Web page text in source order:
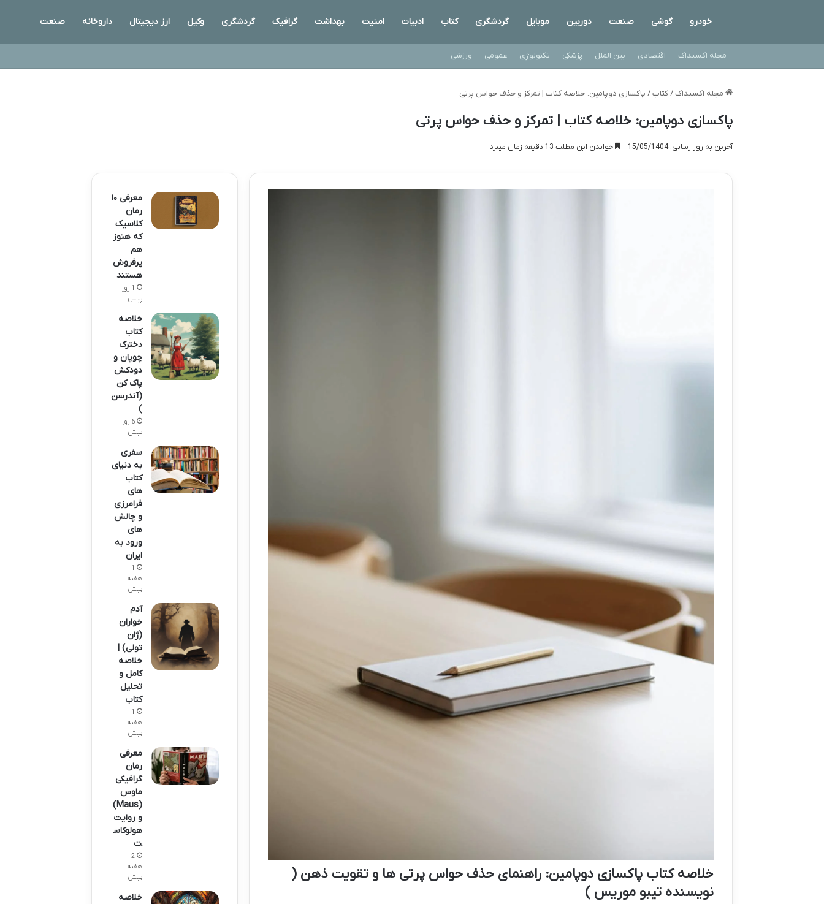
خودرو گوشی صنعت دوربین موبایل گردشگری کتاب ادبیات امنیت بهداشت گرافیک گردشگری وکیل ارز دیجیتال داروخانه صنعت
مجله اکسیداک اقتصادی بین الملل پزشکی تکنولوژی عمومی ورزشی
مجله اکسیداک / کتاب / پاکسازی دوپامین: خلاصه کتاب | تمرکز و حذف حواس پرتی
پاکسازی دوپامین: خلاصه کتاب | تمرکز و حذف حواس پرتی
آخرین به روز رسانی: 15/05/1404 خواندن این مطلب 13 دقیقه زمان میبرد
خلاصه کتاب پاکسازی دوپامین: راهنمای حذف حواس پرتی ها و تقویت ذهن (
نویسنده تیبو موریس )
معرفی ۱۰
رمان
کلاسیک
که هنوز
هم
پرفروش
هستند
1 روز
پیش
خلاصه
کتاب
دخترک
چوپان و
دودکش
پاک کن
(آندرسن
)
6 روز
پیش
سفری
به دنیای
کتاب
های
فرامرزی
و چالش
های
ورود به
ایران
1
هفته
پیش
آدم
خواران
(ژان
تولی) |
خلاصه
کامل و
تحلیل
کتاب
1
هفته
پیش
معرفی
رمان
گرافیکی
ماوس
(Maus)
و روایت
هولوکاس
ت
2
هفته
پیش
خلاصه